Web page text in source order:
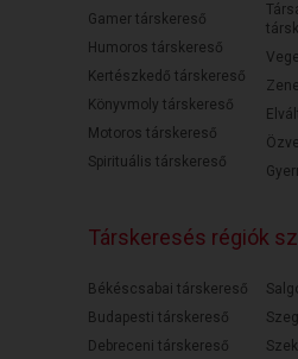
Gamer társkereső
Humoros társkereső
Kertészkedő társkereső
Könyvmoly társkereső
Motoros társkereső
Spirituális társkereső
Társkeresés régiók
Békéscsabai társkereső
Budapesti társkereső
Debreceni társkereső